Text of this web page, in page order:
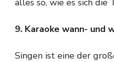
9. Karaoke wann- und
Singen ist eine der